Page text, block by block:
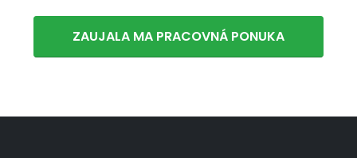
ZAUJALA MA PRACOVNÁ PONUKA